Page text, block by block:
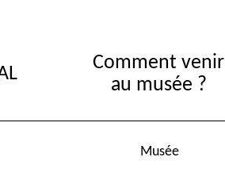
Comment venir
au musée ?
Musée